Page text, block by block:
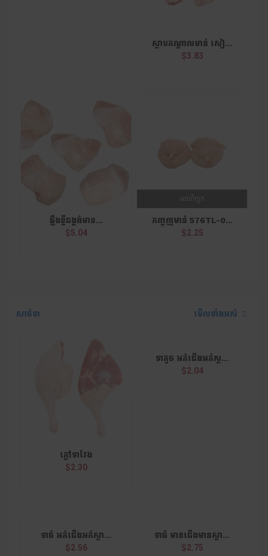
ស្លាបកណ្តាលមាន់ សៀ...
$3.83
ឆ្អឺងខ្ចីជង្គង់មាន...
$5.04
អស់ពីស្តុក
កញ្ចូញមាន់ 576TL-0...
$2.25
សាច់ទា មើលទាំងអស់
ភ្លៅទាវែង
$2.30
ទាតូច អត់ជើងអត់ស្ល...
$2.04
ទាធំ អត់ជើងអត់ស្លា...
$2.56
ទាធំ មានជើងមានស្លា...
$2.75